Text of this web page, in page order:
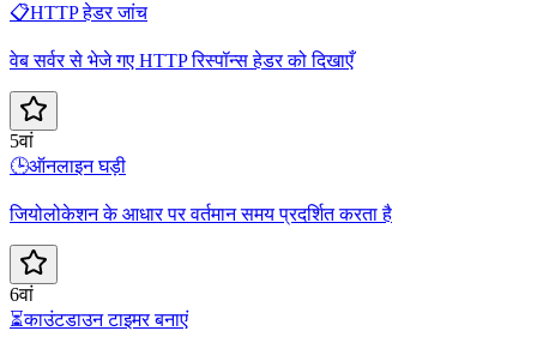
📋HTTP हेडर जांच
वेब सर्वर से भेजे गए HTTP रिस्पॉन्स हेडर को दिखाएँ
5वां
🕒ऑनलाइन घड़ी
जियोलोकेशन के आधार पर वर्तमान समय प्रदर्शित करता है
6वां
⏳काउंटडाउन टाइमर बनाएं